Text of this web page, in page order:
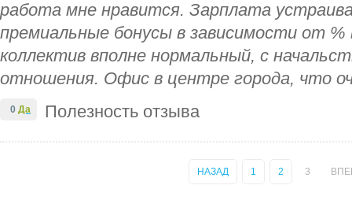
работа мне нравится. Зарплата
премиальные бонусы в зависимости от %
коллектив вполне нормальный, с
отношения. Офис в центре города, что
Полезность отзыва
0 Да
НАЗАД 1 2 3